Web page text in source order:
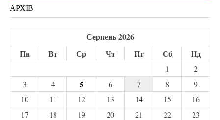
АРХІВ
Серпень 2026
Пн
Вт Ср Чт Пт Сб Нд
1
2
3
4 5 6 7 8
9
10
11 12 13 14 15
16
17
18 19 20 21 22
23